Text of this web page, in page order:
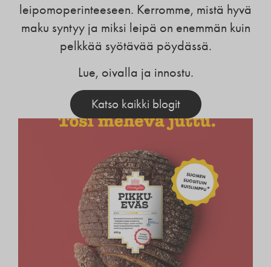
leipomoperinteeseen. Kerromme, mistä hyvä
maku syntyy ja miksi leipä on enemmän kuin
pelkkää syötävää pöydässä.
Lue, oivalla ja innostu.
Katso kaikki blogit